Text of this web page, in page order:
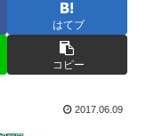
はてブ
コピー
2017.06.09